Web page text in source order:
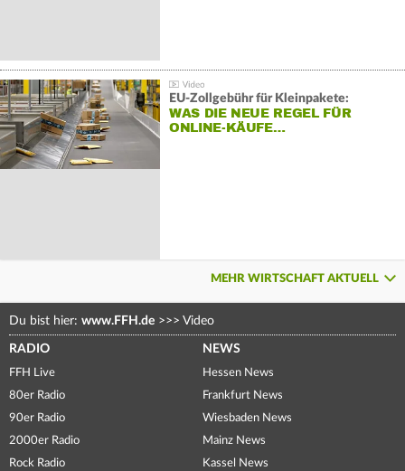
EU-Zollgebühr für Kleinpakete:
WAS DIE NEUE REGEL FÜR
ONLINE-KÄUFE…
MEHR WIRTSCHAFT AKTUELL
Du bist hier: www.FFH.de >>> Video
RADIO
FFH Live
80er Radio
90er Radio
2000er Radio
Rock Radio
NEWS
Hessen News
Frankfurt News
Wiesbaden News
Mainz News
Kassel News